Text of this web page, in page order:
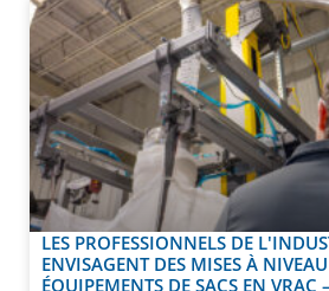
LES PROFESSIONNELS DE
ENVISAGENT DES MISES À
ÉQUIPEMENTS DE SACS EN